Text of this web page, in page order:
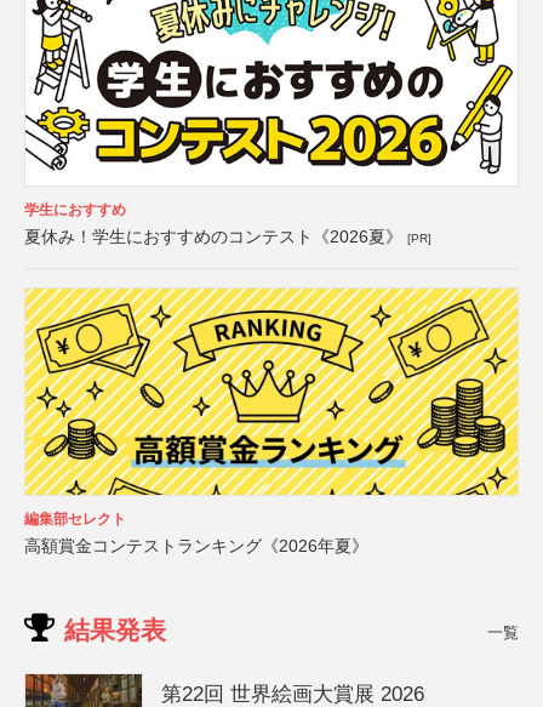
学生におすすめ
夏休み！学生におすすめのコンテスト《2026夏》 [PR]
編集部セレクト
高額賞金コンテストランキング《2026年夏》
結果発表 一覧
第22回 世界絵画大賞展 2026